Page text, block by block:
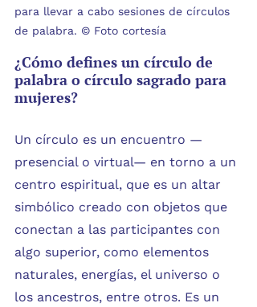
para llevar a cabo sesiones de círculos
de palabra. © Foto cortesía
¿Cómo defines un círculo de
palabra o círculo sagrado para
mujeres?
Un círculo es un encuentro —
presencial o virtual— en torno a un
centro espiritual, que es un altar
simbólico creado con objetos que
conectan a las participantes con
algo superior, como elementos
naturales, energías, el universo o
los ancestros, entre otros. Es un